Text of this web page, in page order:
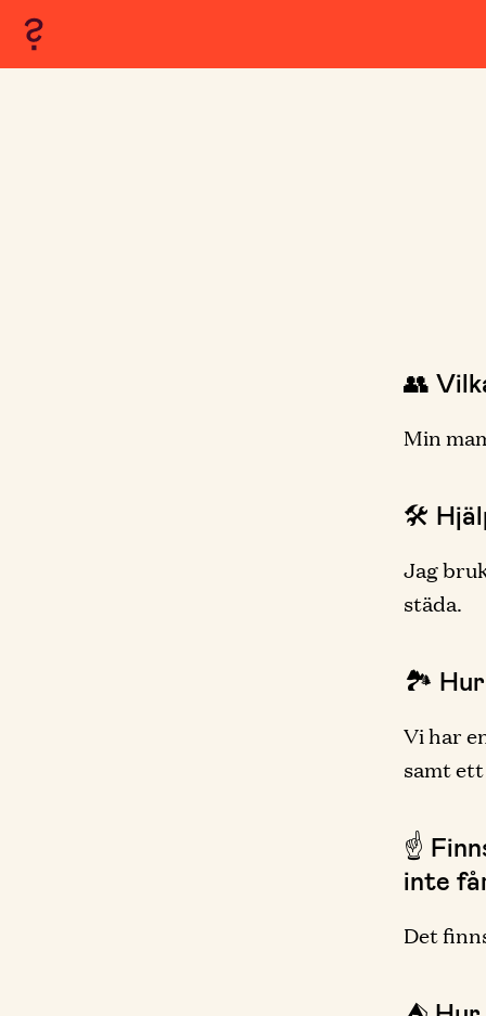
👥
Min
🛠
Jag
städa.
🏞 Hur
Vi har
samt
☝️
inte
Det